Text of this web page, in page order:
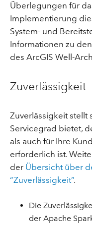
Überlegungen für
Implementierung
System- und
Informationen zu den
des ArcGIS Well-
Zuverlässigkeit
Zuverlässigkeit stellt
Servicegrad bietet,
als auch für Ihre
erforderlich ist.
der Übersicht über
“Zuverlässigkeit”.
Die
der Apache